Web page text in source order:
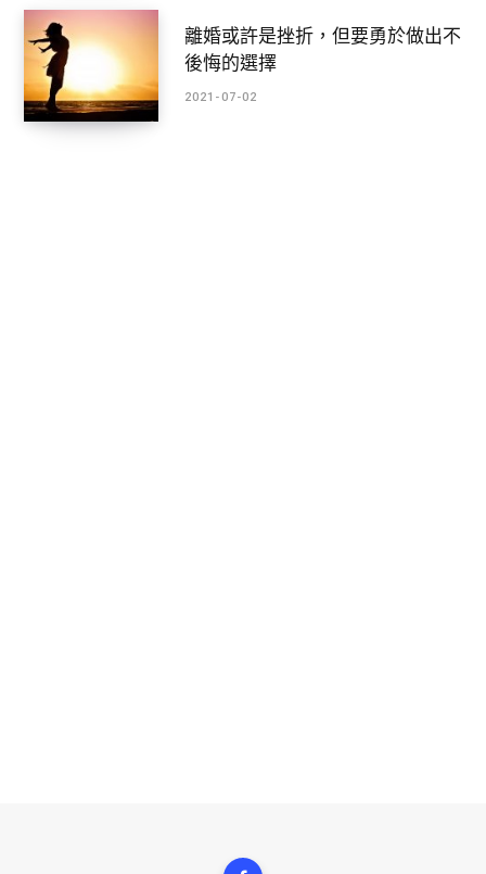
離婚或許是挫折，但要勇於做出不
後悔的選擇
2021-07-02